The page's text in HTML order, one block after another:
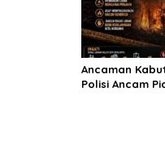
Ancaman
Polisi Ancam